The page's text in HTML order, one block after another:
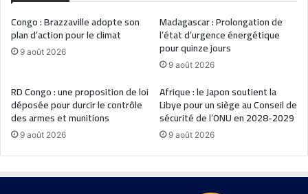
Congo : Brazzaville adopte son
plan d’action pour le climat
9 août 2026
Madagascar : Prolongation de
l’état d’urgence énergétique
pour quinze jours
9 août 2026
RD Congo : une proposition de loi
déposée pour durcir le contrôle
des armes et munitions
9 août 2026
Afrique : le Japon soutient la
Libye pour un siège au Conseil de
sécurité de l’ONU en 2028-2029
9 août 2026